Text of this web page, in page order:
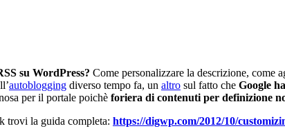
su WordPress? Come personalizzare la descrizione, come
autoblogging diverso tempo fa, un altro sul fatto che Google
per il portale poichè foriera di contenuti per definizione
trovi la guida completa: https://digwp.com/2012/10/